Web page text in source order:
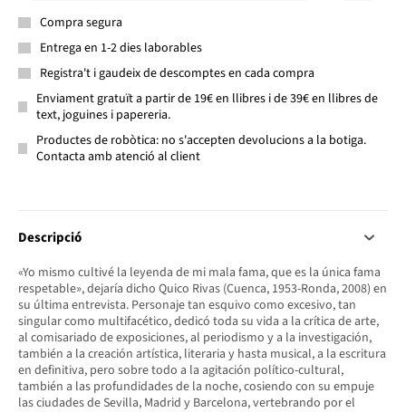
Compra segura
Entrega en 1-2 dies laborables
Registra't i gaudeix de descomptes en cada compra
Enviament gratuït a partir de 19€ en llibres i de 39€ en llibres de
text, joguines i papereria.
Productes de robòtica: no s'accepten devolucions a la botiga.
Contacta amb atenció al client
Descripció
«Yo mismo cultivé la leyenda de mi mala fama, que es la única fama
respetable», dejaría dicho Quico Rivas (Cuenca, 1953-Ronda, 2008) en
su última entrevista. Personaje tan esquivo como excesivo, tan
singular como multifacético, dedicó toda su vida a la crítica de arte,
al comisariado de exposiciones, al periodismo y a la investigación,
también a la creación artística, literaria y hasta musical, a la escritura
en definitiva, pero sobre todo a la agitación político-cultural,
también a las profundidades de la noche, cosiendo con su empuje
las ciudades de Sevilla, Madrid y Barcelona, vertebrando por el